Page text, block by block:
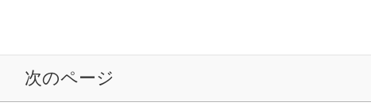
次のページ